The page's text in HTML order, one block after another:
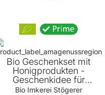
Bio Geschenkset mit
Honigprodukten -
Geschenkidee für
jeden der Honig liebt
Bio Imkerei Stögerer